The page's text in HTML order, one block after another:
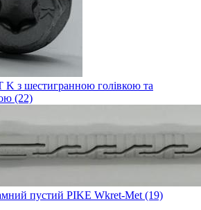
K з шестигранною голівкою та
(22)
пустий PIKE Wkret-Met (19)